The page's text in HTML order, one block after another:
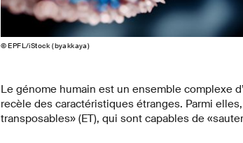
© EPFL/iStock (byakkaya)
Le génome humain est un ensemble complexe
recèle des caractéristiques étranges. Parmi
transposables» (ET), qui sont capables de